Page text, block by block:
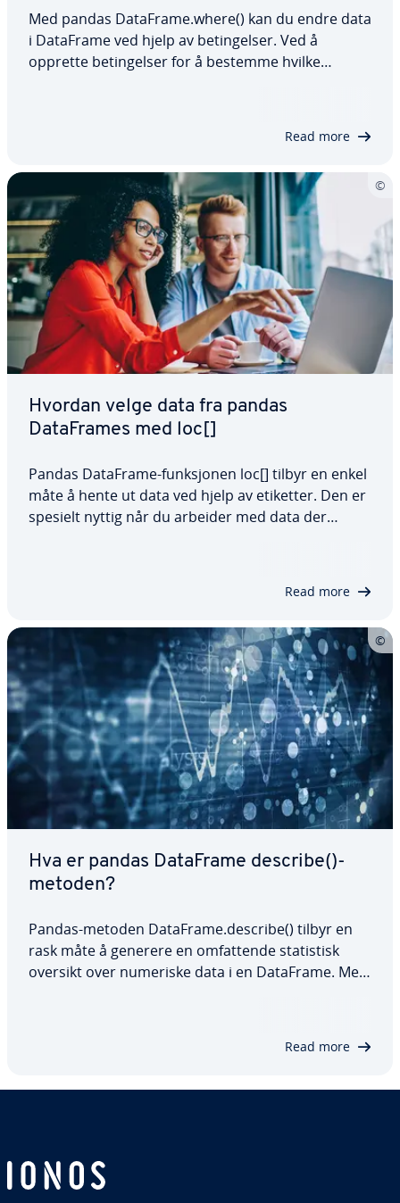
Med pandas DataFrame.where() kan du endre data
i DataFrame ved hjelp av betingelser. Ved å
opprette betingelser for å bestemme hvilke
transformere data i en DataFrame. I denne…
Read more
Hvordan velge data fra pandas
DataFrames med loc[]
Pandas DataFrame-funksjonen loc[] tilbyr en enkel
måte å hente ut data ved hjelp av etiketter. Den er
spesielt nyttig når du arbeider med data der
Read more
Hva er pandas DataFrame describe()-
metoden?
Pandas-metoden DataFrame.describe() tilbyr en
rask måte å generere en omfattende statistisk
oversikt over numeriske data i en DataFrame. Med
Read more